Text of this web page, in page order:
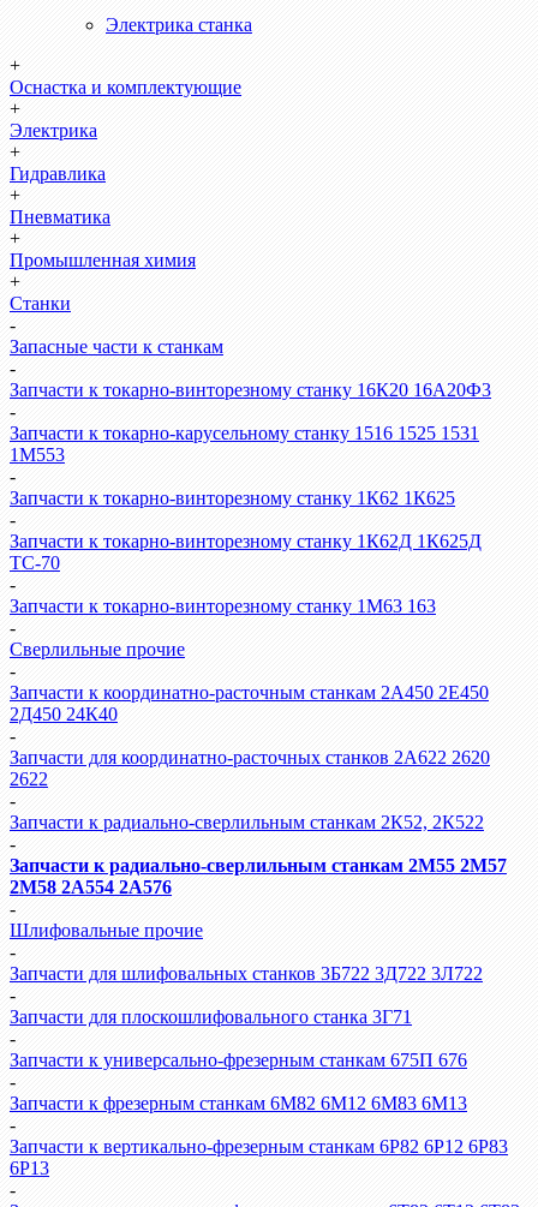
Электрика станка
+
Оснастка и комплектующие
+
Электрика
+
Гидравлика
+
Пневматика
+
Промышленная химия
+
Станки
-
Запасные части к станкам
-
Запчасти к токарно-винторезному станку 16К20 16А20Ф3
-
Запчасти к токарно-карусельному станку 1516 1525 1531
1М553
-
Запчасти к токарно-винторезному станку 1К62 1К625
-
Запчасти к токарно-винторезному станку 1К62Д 1К625Д
ТС-70
-
Запчасти к токарно-винторезному станку 1М63 163
-
Сверлильные прочие
-
Запчасти к координатно-расточным станкам 2А450 2Е450
2Д450 24К40
-
Запчасти для координатно-расточных станков 2А622 2620
2622
-
Запчасти к радиально-сверлильным станкам 2К52, 2К522
-
Запчасти к радиально-сверлильным станкам 2М55 2М57
2М58 2А554 2А576
-
Шлифовальные прочие
-
Запчасти для шлифовальных станков 3Б722 3Д722 3Л722
-
Запчасти для плоскошлифовального станка 3Г71
-
Запчасти к универсально-фрезерным станкам 675П 676
-
Запчасти к фрезерным станкам 6М82 6М12 6М83 6М13
-
Запчасти к вертикально-фрезерным станкам 6Р82 6Р12 6Р83
6Р13
-